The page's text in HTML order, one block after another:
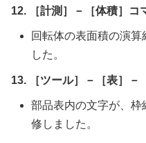
12. ［計測］－［体積］コ
回転体の表面積の演算
した。
13. ［ツール］－［表］－
部品表内の文字が、
修しました。